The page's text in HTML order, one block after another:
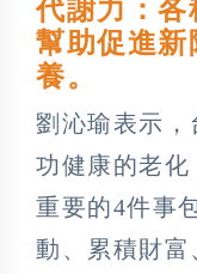
代謝力：各
幫助促進新
養。
劉沁瑜表示，
功健康的老化
重要的4件事
動、累積財富